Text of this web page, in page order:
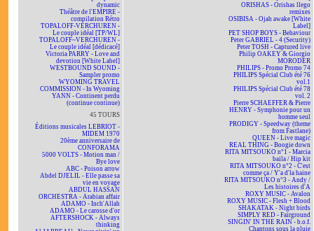
dynamic
Théâtre de l'EMPIRE -
compilation Rétro
TOPALOFF-VERCHUREN -
Le couple idéal [TP/WL]
TOPALOFF~VERCHUREN -
Le couple idéal [dédicacé]
Victoria PARRY - Love and
devotion [White Label]
WESTBOUND SOUND -
Sampler promo
WYOMING TRAVEL
COMMISSION - In Wyoming
YANN - Continent perdu
(continue continue)
45 TOURS
Éditions musicales LEBRIOT -
MIDEM 1970
20ème anniversaire de
CONFORAMA
5000 VOLTS - Motion man /
Bye love
ABC - Poison arrow
Abdel DJELIL - Elle passe sa
vie en voyage
ABDUL HASSAN
ORCHESTRA - Arabian affair
ADAMO - Inch'Allah
ADAMO - Le carosse d'or
AFTERSHOCK - Always
thinking
ORISHAS - Orishas llego
remixes
OSIBISA - Ojah awake [White
Label]
PET SHOP BOYS - Behaviour
Peter GABRIEL - 4 (Security)
Peter TOSH - Captured live
Philip OAKEY & Giorgio
MORODER
PHILIPS - Promo Promo 74
PHILIPS Spécial Club été 76
vol.1
PHILIPS Spécial Club été 78
vol. 2
Pierre SCHAEFFER & Pierre
HENRY - Symphonie pour un
homme seul
PRODIGY - Speedway (theme
from Fastlane)
QUEEN - Live magic
REAL THING - Boogie down
RITA MITSOUKO n°1 - Marcia
baila / Hip kit
RITA MITSOUKO n°2 - C'est
comme ça / Y'a d'la haine
RITA MITSOUKO n°3 - Andy /
Les histoires d'A
ROXY MUSIC - Avalon
ROXY MUSIC - Flesh + Blood
SHAKATAK - Night birds
SIMPLY RED - Fairground
SINGIN' IN THE RAIN - b.o.f.
Chantons sous la pluie